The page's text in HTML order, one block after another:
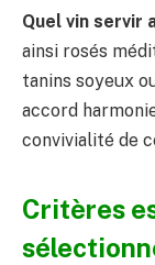
Quel vin servir
ainsi rosés
tanins soyeux
accord
convivialité de
Critères